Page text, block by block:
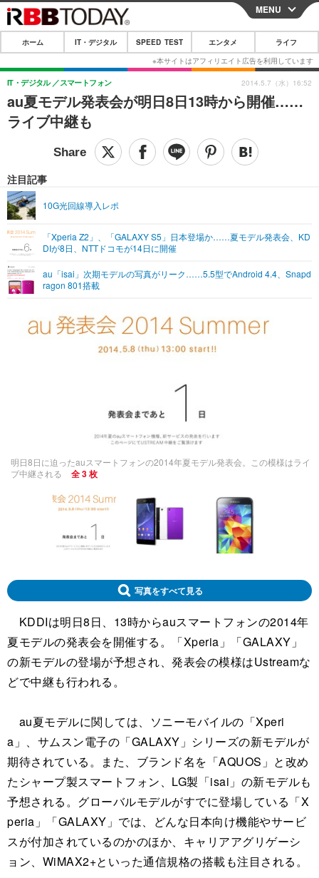
CLOSE
ホーム
IT・デジタル
IT・デジタルTOP スマートフォン
ショッピング その他
SPEED TEST
エンタメTOP 映画・ドラマ
グラビア
ショッピング その他
ライフTOP
その他
リリース一覧
プッシュ通知の停止方法
MENU
ホーム IT・デジタル SPEED TEST エンタメ ライフ
au夏モデル発表会が明日8日13時から開催……
ライブ中継も
IT・デジタル スマートフォン
注目記事
10G光回線導入レポ
「Xperia Z2」、「GALAXY S5」日本登場か……夏モデル発表会、KD
DIが8日、NTTドコモが14日に開催
au「isai」次期モデルの写真がリーク……5.5型でAndroid 4.4、Snapd
ragon 801搭載
2014.5.7（水）16:52
明日8日に迫ったauスマートフォンの2014年夏モデル発表会。この模様はライ
ブ中継される
全 3 枚
写真をすべて見る
KDDIは明日8日、13時からauスマートフォンの2014年
夏モデルの発表会を開催する。「Xperia」「GALAXY」
の新モデルの登場が予想され、発表会の模様はUstreamな
どで中継も行われる。
au夏モデルに関しては、ソニーモバイルの「Xperi
a」、サムスン電子の「GALAXY」シリーズの新モデルが
期待されている。また、ブランド名を「AQUOS」と改め
たシャープ製スマートフォン、LG製「isai」の新モデルも
予想される。グローバルモデルがすでに登場している「X
peria」「GALAXY」では、どんな日本向け機能やサービ
スが付加されているのかのほか、キャリアアグリゲーシ
ョン、WiMAX2+といった通信規格の搭載も注目される。